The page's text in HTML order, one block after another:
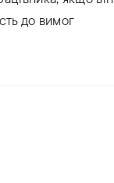
до вимог